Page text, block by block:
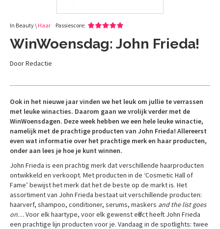
In Beauty \ Haar Passiescore:
WinWoensdag: John Frieda!
Door Redactie
Ook in het nieuwe jaar vinden we het leuk om jullie te verrassen
met leuke winacties. Daarom gaan we vrolijk verder met de
WinWoensdagen. Deze week hebben we een hele leuke winactie,
namelijk met de prachtige producten van John Frieda! Allereerst
even wat informatie over het prachtige merk en haar producten,
onder aan lees je hoe je kunt winnen.
John Frieda is een prachtig merk dat verschillende haarproducten
ontwikkeld en verkoopt. Met producten in de ‘Cosmetic Hall of
Fame’ bewijst het merk dat het de beste op de markt is. Het
assortiment van John Frieda bestaat uit verschillende producten:
haarverf, shampoo, conditioner, serums, maskers and the list goes
on…Voor elk haartype, voor elk gewenst effect heeft John Frieda
een prachtige lijn producten voor je. Vandaag in de spotlights: twee